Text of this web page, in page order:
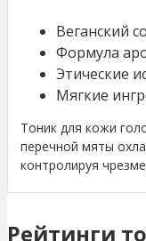
Веганский
Формула
Этические
Мягкие
Тоник для кожи
перечной мяты
контролируя
Рейтинги